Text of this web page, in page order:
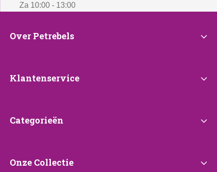
Za 10:00 - 13:00
Over
Over Petrebels
Klantenservice
Klantenservice
Categorieën
Categorieën
Onze
Onze Collectie